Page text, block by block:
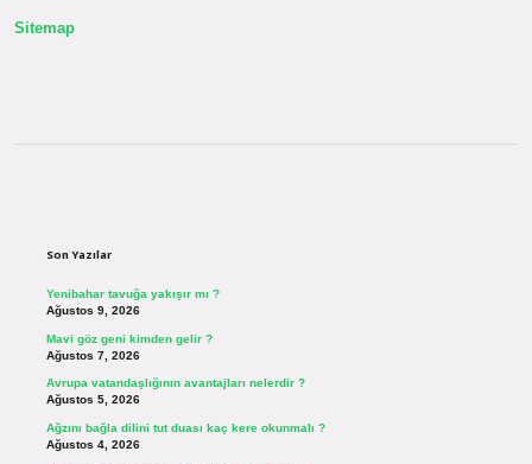
Sitemap
Son Yazılar
Yenibahar tavuğa yakışır mı ?
Ağustos 9, 2026
Mavi göz geni kimden gelir ?
Ağustos 7, 2026
Avrupa vatandaşlığının avantajları nelerdir ?
Ağustos 5, 2026
Ağzını bağla dilini tut duası kaç kere okunmalı ?
Ağustos 4, 2026